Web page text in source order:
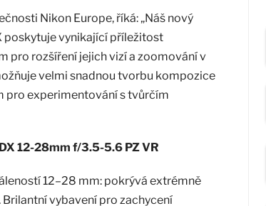
Nikon Europe, říká: „Náš nový
vynikající příležitost
pro rozšíření jejich vizí a zoomování v
velmi snadnou tvorbu kompozice
pro experimentování s tvůrčím
12-28mm f/3.5-5.6 PZ VR
12–28 mm: pokrývá extrémně
vybavení pro zachycení